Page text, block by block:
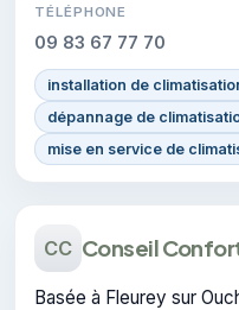
TÉLÉPHONE
09 83 67 77 70
installation de
dépannage de
mise en service de
CC Conseil
Basée à Fleurey sur